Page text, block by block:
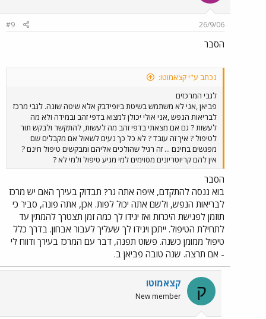
26/9/06
#9
הסבר
נכתב ע"י קצאמוטו:
לגבי המרכזים
פביאן ,אני לא משתמש בשיטת ביופידבק אלא שיטה שונה. לגבי מרכז
לבריאות הנפש ,אני אולי יכולן למצוא בדפי זהב ובמידה ולא מה
לעשות ? גם אם מצאתי בדפי זהב מה לעשות, להתקשר ולבקש תור
לטיפול ? איך זה עובד ? לא כל כך נעים לשאול אם מקבלים שם
מפגשים בחינם ... זה רגיל שהולכים אליהם ומבקשים טיפול חינם ?
אין להם קריוטריונים מסוימים למי מגיע טיפול ולמי לא ?
הסבר
בוא ננסה להתקדם, איפה אתה גר? תבדוק בעירך האם יש מרכז
לבריאות הנפש, ולשם אתה יכול לפות. אכן, אתה פונה, סביר כי
תוזמן לפגישת היכרות ואז יגידו לך כמה זמן תצטרך להמתין עד
לתחילת הטיפול. ייתכן ויגידו לך שעליך לעבור אבחון. בדרך כלל
טיפול ממומן כשנה. פשוט תפנה, דבר עם המרכז בעירך ודווח לי
- אם תרצה. שנה טובה פביאן ב.
ק קצאמוטו
New member